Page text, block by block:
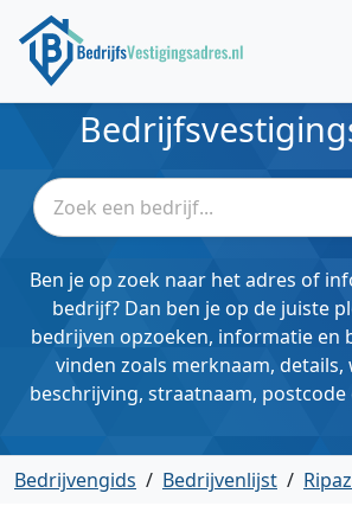
Ben je op zoek naar het adres of
bedrijf? Dan ben je op de juiste
bedrijven opzoeken, informatie en
vinden zoals merknaam,
beschrijving, straatnaam,
Bedrijvengids / Bedrijvenlijst /